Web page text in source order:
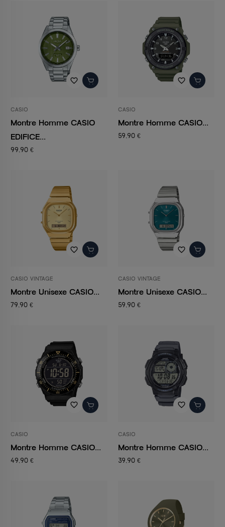
favorite_border
CASIO
Montre Homme CASIO
EDIFICE...
99,90 €
favorite_border
CASIO
Montre Homme CASIO...
59,90 €
favorite_border
CASIO VINTAGE
Montre Unisexe CASIO...
79,90 €
favorite_border
CASIO VINTAGE
Montre Unisexe CASIO...
59,90 €
favorite_border
CASIO
Montre Homme CASIO...
49,90 €
favorite_border
CASIO
Montre Homme CASIO...
39,90 €